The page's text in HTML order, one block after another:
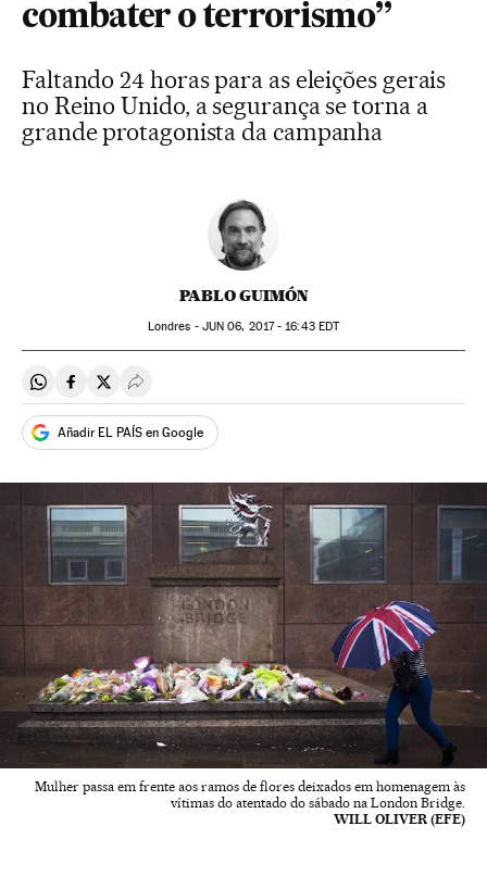
combater o terrorismo”
Faltando 24 horas para as eleições gerais
no Reino Unido, a segurança se torna a
grande protagonista da campanha
PABLO GUIMÓN
Londres - JUN 06, 2017 - 16:43EDT
Compartir en Whatsapp
Compartir en Facebook
Compartir en Twitter
Desplegar Redes Sociales
Añadir EL PAÍS en Google
Mulher passa em frente aos ramos de flores deixados em homenagem às
vítimas do atentado do sábado na London Bridge.
WILL OLIVER (EFE)